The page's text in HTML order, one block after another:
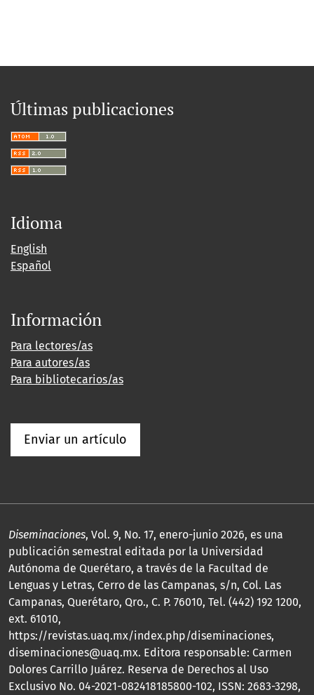
Últimas publicaciones
Idioma
English
Español
Información
Para lectores/as
Para autores/as
Para bibliotecarios/as
Enviar un artículo
Diseminaciones, Vol. 9, No. 17, enero-junio 2026, es una
publicación semestral editada por la Universidad
Autónoma de Querétaro, a través de la Facultad de
Lenguas y Letras, Cerro de las Campanas, s/n, Col. Las
Campanas, Querétaro, Qro., C. P. 76010, Tel. (442) 192 1200,
ext. 61010,
https://revistas.uaq.mx/index.php/diseminaciones,
diseminaciones@uaq.mx. Editora responsable: Carmen
Dolores Carrillo Juárez. Reserva de Derechos al Uso
Exclusivo No. 04-2021-082418185800-102, ISSN: 2683-3298,